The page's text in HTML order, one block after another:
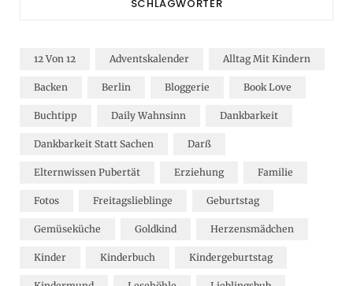
SCHLAGWÖRTER
12 Von 12 Adventskalender Alltag Mit Kindern
Backen Berlin Bloggerie Book Love
Buchtipp Daily Wahnsinn Dankbarkeit
Dankbarkeit Statt Sachen Darß
Elternwissen Pubertät Erziehung Familie
Fotos Freitagslieblinge Geburtstag
Gemüseküche Goldkind Herzensmädchen
Kinder Kinderbuch Kindergeburtstag